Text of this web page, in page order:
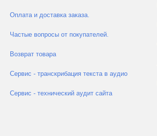
Оплата и доставка заказа.
Частые вопросы от покупателей.
Возврат товара
Сервис - транскрибация текста в аудио
Сервис - технический аудит сайта